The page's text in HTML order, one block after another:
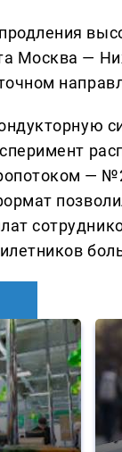
Москва —
—